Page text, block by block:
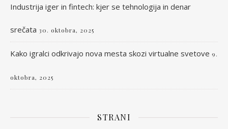
Industrija iger in fintech: kjer se tehnologija in denar
srečata 30. oktobra, 2025
Kako igralci odkrivajo nova mesta skozi virtualne svetove 9.
oktobra, 2025
STRANI